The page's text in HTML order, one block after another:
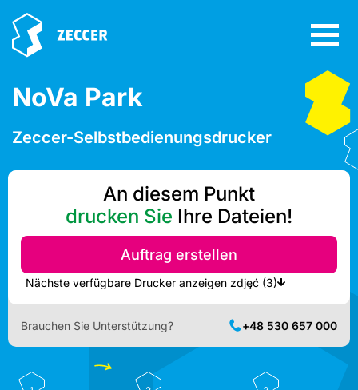
NoVa Park
Zeccer-Selbstbedienungsdrucker
An diesem Punkt
drucken Sie Ihre Dateien!
Auftrag erstellen
Nächste verfügbare Drucker anzeigen zdjęć (3)
Brauchen Sie Unterstützung? +48 530 657 000